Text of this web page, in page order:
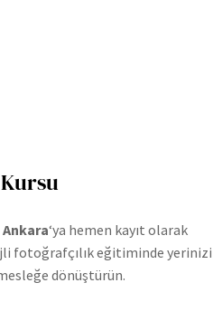
‘ya hemen kayıt olarak
fotoğrafçılık eğitiminde yerinizi
dönüştürün.